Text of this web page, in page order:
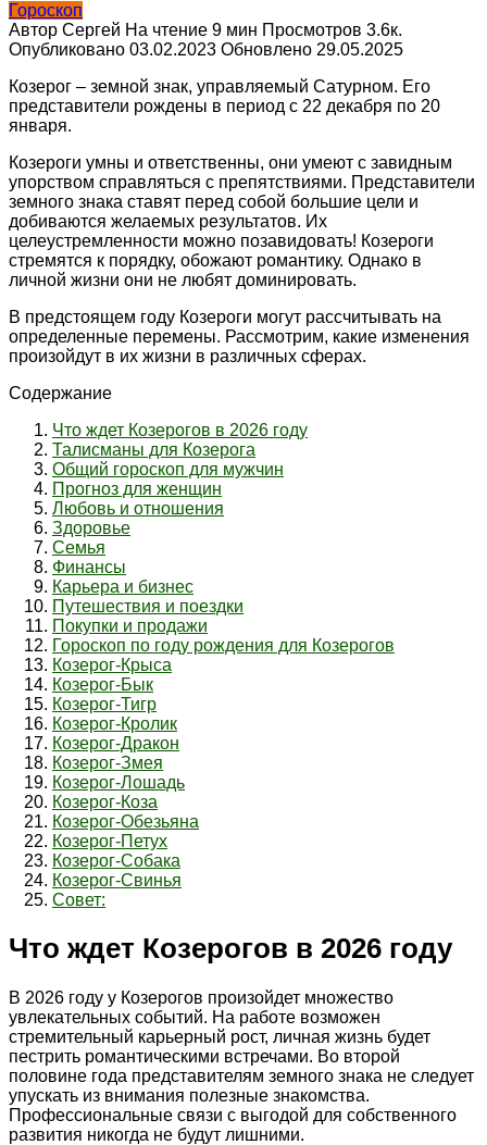
Гороскоп
Автор Сергей На чтение 9 мин Просмотров 3.6к.
Опубликовано 03.02.2023 Обновлено 29.05.2025
Козерог – земной знак, управляемый Сатурном. Его
представители рождены в период с 22 декабря по 20
января.
Козероги умны и ответственны, они умеют с завидным
упорством справляться с препятствиями. Представители
земного знака ставят перед собой большие цели и
добиваются желаемых результатов. Их
целеустремленности можно позавидовать! Козероги
стремятся к порядку, обожают романтику. Однако в
личной жизни они не любят доминировать.
В предстоящем году Козероги могут рассчитывать на
определенные перемены. Рассмотрим, какие изменения
произойдут в их жизни в различных сферах.
Содержание
Что ждет Козерогов в 2026 году
Талисманы для Козерога
Общий гороскоп для мужчин
Прогноз для женщин
Любовь и отношения
Здоровье
Семья
Финансы
Карьера и бизнес
Путешествия и поездки
Покупки и продажи
Гороскоп по году рождения для Козерогов
Козерог-Крыса
Козерог-Бык
Козерог-Тигр
Козерог-Кролик
Козерог-Дракон
Козерог-Змея
Козерог-Лошадь
Козерог-Коза
Козерог-Обезьяна
Козерог-Петух
Козерог-Собака
Козерог-Свинья
Совет:
Что ждет Козерогов в 2026 году
В 2026 году у Козерогов произойдет множество
увлекательных событий. На работе возможен
стремительный карьерный рост, личная жизнь будет
пестрить романтическими встречами. Во второй
половине года представителям земного знака не следует
упускать из внимания полезные знакомства.
Профессиональные связи с выгодой для собственного
развития никогда не будут лишними.